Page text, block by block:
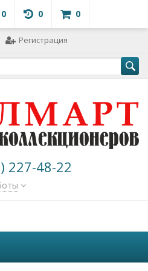
0 0 0
Регистрация
227-48-22